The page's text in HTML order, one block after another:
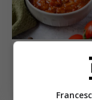
Gestoofde
met ui en